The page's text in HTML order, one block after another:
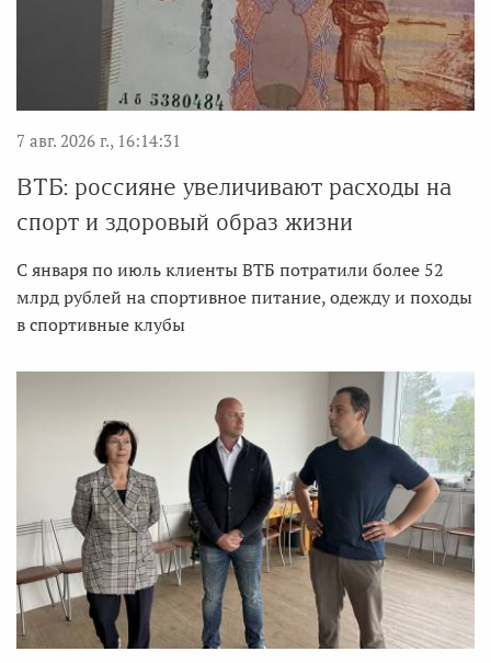
7 авг. 2026 г., 16:14:31
ВТБ: россияне увеличивают расходы на
спорт и здоровый образ жизни
С января по июль клиенты ВТБ потратили более 52
млрд рублей на спортивное питание, одежду и походы
в спортивные клубы